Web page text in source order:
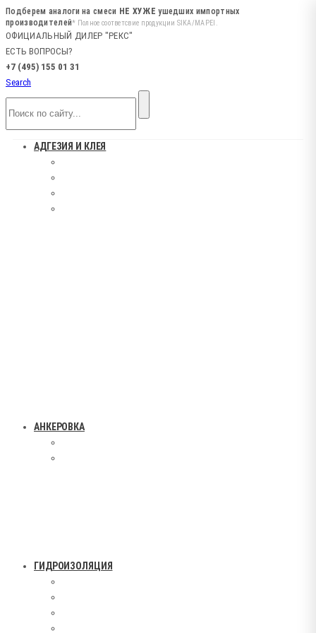
Подберем аналоги на смеси НЕ ХУЖЕ ушедших импортных
производителей* Полное соответсвие продукции SIKA/MAPEI.
ОФИЦИАЛЬНЫЙ ДИЛЕР "РЕКС"
ЕСТЬ ВОПРОСЫ?
+7 (495) 155 01 31
Search
АДГЕЗИЯ И КЛЕЯ
АНКЕРОВКА
ГИДРОИЗОЛЯЦИЯ